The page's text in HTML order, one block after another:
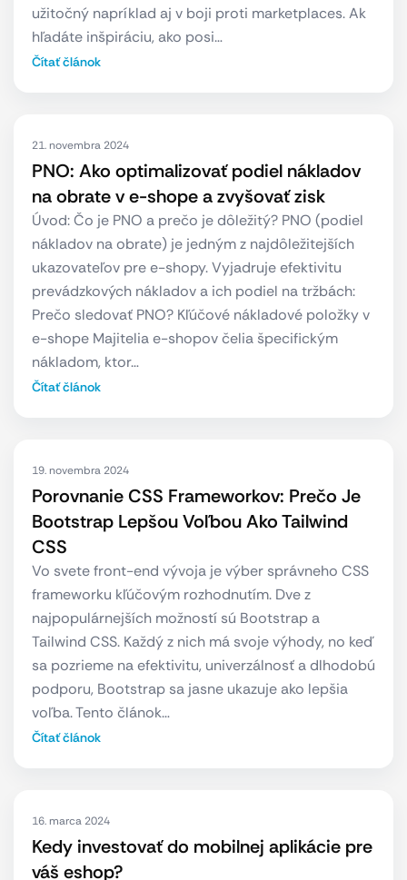
užitočný napríklad aj v boji proti marketplaces. Ak
hľadáte inšpiráciu, ako posi…
Čítať článok
21. novembra 2024
PNO: Ako optimalizovať podiel nákladov
na obrate v e-shope a zvyšovať zisk
Úvod: Čo je PNO a prečo je dôležitý? PNO (podiel
nákladov na obrate) je jedným z najdôležitejších
ukazovateľov pre e-shopy. Vyjadruje efektivitu
prevádzkových nákladov a ich podiel na tržbách:
Prečo sledovať PNO? Kľúčové nákladové položky v
e-shope Majitelia e-shopov čelia špecifickým
nákladom, ktor…
Čítať článok
19. novembra 2024
Porovnanie CSS Frameworkov: Prečo Je
Bootstrap Lepšou Voľbou Ako Tailwind
CSS
Vo svete front-end vývoja je výber správneho CSS
frameworku kľúčovým rozhodnutím. Dve z
najpopulárnejších možností sú Bootstrap a
Tailwind CSS. Každý z nich má svoje výhody, no keď
sa pozrieme na efektivitu, univerzálnosť a dlhodobú
podporu, Bootstrap sa jasne ukazuje ako lepšia
voľba. Tento článok…
Čítať článok
16. marca 2024
Kedy investovať do mobilnej aplikácie pre
váš eshop?